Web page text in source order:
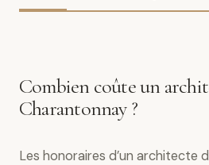
Combien coûte un
Charantonnay ?
Les honoraires d’un architecte